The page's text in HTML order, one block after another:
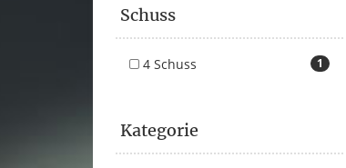
Schuss
1
4 Schuss
Kategorie